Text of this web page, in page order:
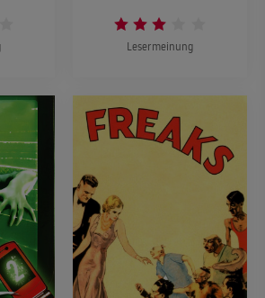
Lesermeinung